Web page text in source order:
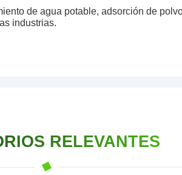
de agua potable, adsorción de
industrias.
RELEVANTES